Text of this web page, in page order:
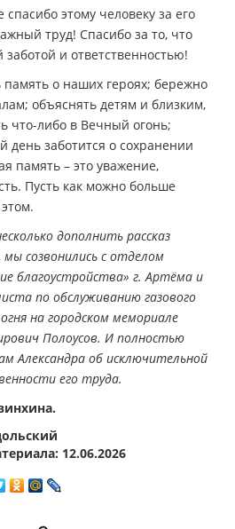
спасибо этому человеку за его
труд! Спасибо за то, что
заботой и ответственностью!
память о наших героях; бережно
объяснять детям и близким,
что-либо в Вечный огонь;
день заботится о сохранении
память – это уважение,
Пусть как можно больше
дополнить рассказ
мы созвонились с отделом
благоустройства» г. Артёма и
по обслуживанию газового
на городском мемориале
Полоусов. И полностью
Александра об исключительной
его труда.
12.06.2026